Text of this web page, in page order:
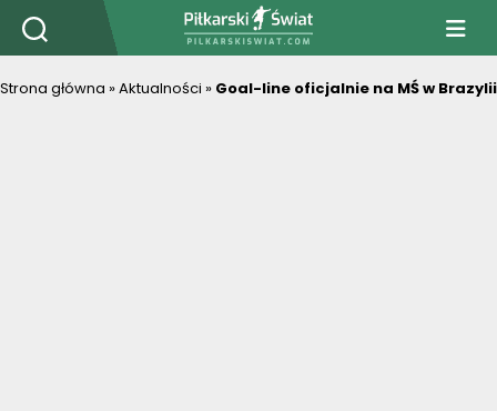
PiłkarskiSwiat.com
Strona główna »Aktualności » Goal-line oficjalnie na MŚ w Brazylii